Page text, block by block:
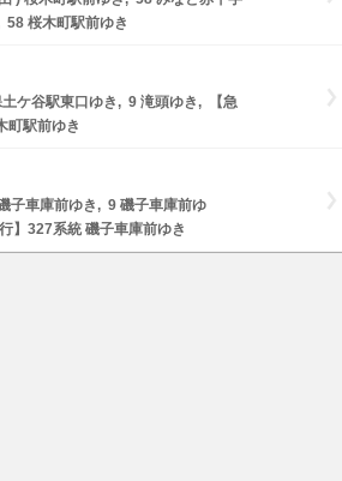
桜木町駅前ゆき
ケ谷駅東口ゆき, 9 滝頭ゆき, 【急
町駅前ゆき
子車庫前ゆき, 9 磯子車庫前ゆ
】327系統 磯子車庫前ゆき